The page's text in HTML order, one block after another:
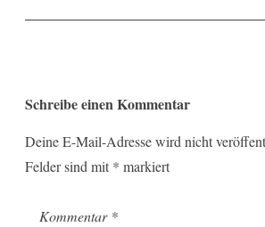
Schreibe einen Kommentar
Deine E-Mail-Adresse wird nicht
Felder sind mit * markiert
Kommentar *